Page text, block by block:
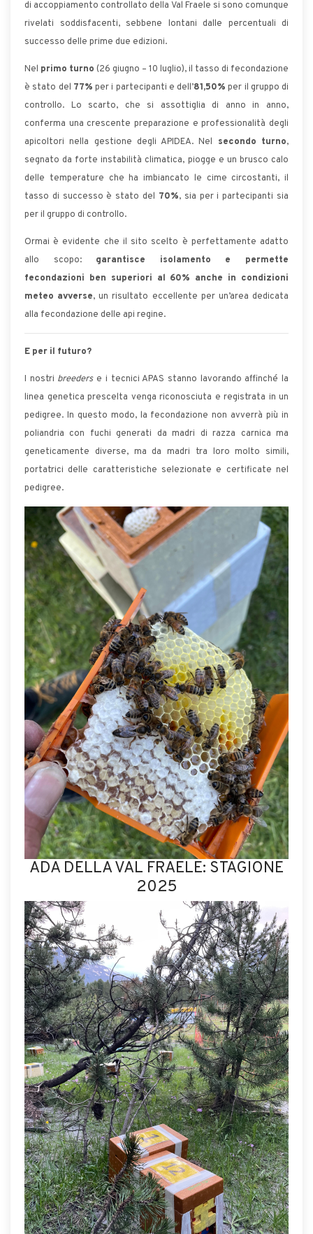
di accoppiamento controllato della Val Fraele si sono comunque
rivelati soddisfacenti, sebbene lontani dalle percentuali di
successo delle prime due edizioni.
Nel primo turno (26 giugno – 10 luglio), il tasso di fecondazione
è stato del 77% per i partecipanti e dell’81,50% per il gruppo di
controllo. Lo scarto, che si assottiglia di anno in anno,
conferma una crescente preparazione e professionalità degli
apicoltori nella gestione degli APIDEA. Nel secondo turno,
segnato da forte instabilità climatica, piogge e un brusco calo
delle temperature che ha imbiancato le cime circostanti, il
tasso di successo è stato del 70%, sia per i partecipanti sia
per il gruppo di controllo.
Ormai è evidente che il sito scelto è perfettamente adatto
allo scopo: garantisce isolamento e permette
fecondazioni ben superiori al 60% anche in condizioni
meteo avverse, un risultato eccellente per un’area dedicata
alla fecondazione delle api regine.
E per il futuro?
I nostri breederse i tecnici APAS stanno lavorando affinché la
linea genetica prescelta venga riconosciuta e registrata in un
pedigree. In questo modo, la fecondazione non avverrà più in
poliandria con fuchi generati da madri di razza carnica ma
geneticamente diverse, ma da madri tra loro molto simili,
portatrici delle caratteristiche selezionate e certificate nel
pedigree.
ADA DELLA VAL FRAELE: STAGIONE
2025